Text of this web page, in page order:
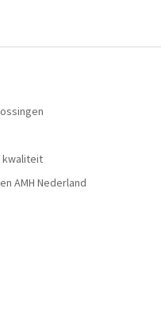
kwaliteit
AMH Nederland